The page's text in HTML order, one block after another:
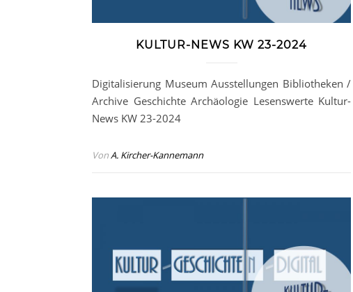
KULTUR-NEWS KW 23-2024
Digitalisierung Museum Ausstellungen Bibliotheken /
Archive Geschichte Archäologie Lesenswerte Kultur-
News KW 23-2024
VonA. Kircher-Kannemann